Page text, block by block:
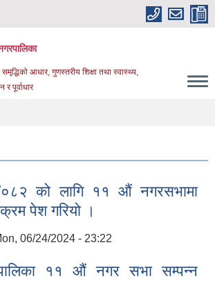
समृद्धिको आधार, गुणस्तरीय शिक्षा तथा स्वास्थ्य,
र पूर्वाधार
को लागि ११ औं नगरसभामा
पेश गरियो ।
06/24/2024 - 23:22
पेश गरियो ।११ औं नगर सभा सम्पन्न